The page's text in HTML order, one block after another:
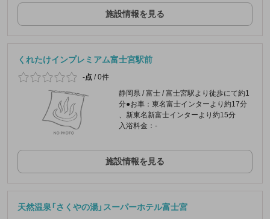
施設情報を見る
くれたけインプレミアム富士宮駅前
-点 /0件
静岡県 / 富士 / 富士宮駅より徒歩にて約1
分●お車：東名富士インターより約17分
、新東名新富士インターより約15分
入浴料金：-
施設情報を見る
天然温泉「さくやの湯」スーパーホテル富士宮